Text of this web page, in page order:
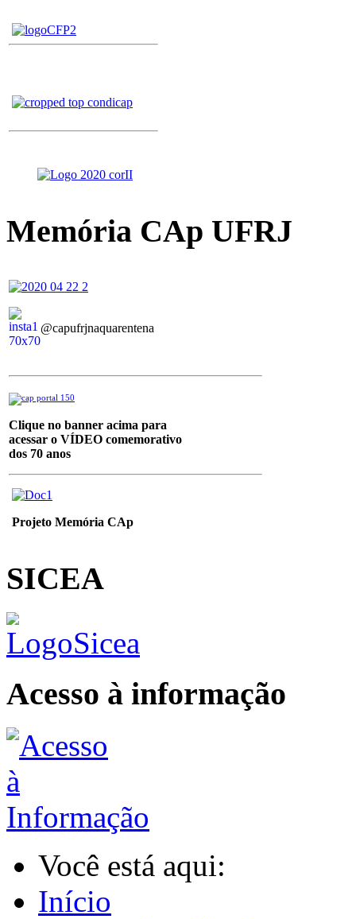
Memória CAp UFRJ
@capufrjnaquarentena
Clique no banner acima para
acessar o VÍDEO comemorativo
dos 70 anos
Projeto Memória CAp
SICEA
Acesso à informação
Você está aqui:
Início